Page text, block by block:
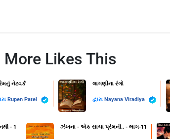
More Likes This
નેટવર્ક
Rupen Patel
લાગણીના રંગો
દ્વારા Nayana Viradiya
- 1 ઝંખના - એક સાચા પ્રેમની.. - ભાગ-11